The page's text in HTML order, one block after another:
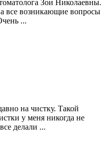
Зои Николаевны.
все возникающие вопросы
...
на чистку. Такой
у меня никогда не
делали ...